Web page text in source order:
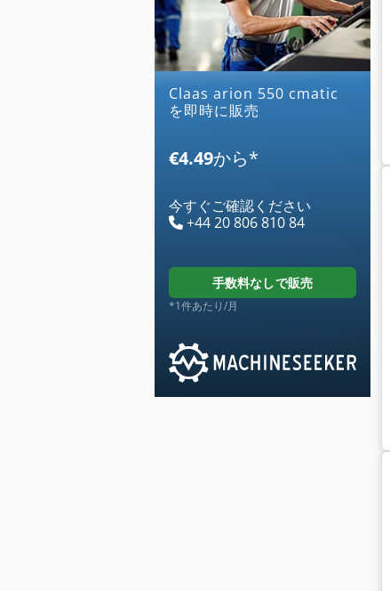
claas arion 550 cmatic
を即時に販売
€4.49から*
今すぐご確認ください
+44 20 806 810 84
手数料なしで販売
*1件あたり/月